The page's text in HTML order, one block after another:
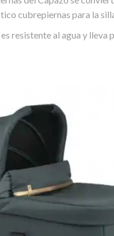
cubrepiernas para la
resistente al agua y lleva